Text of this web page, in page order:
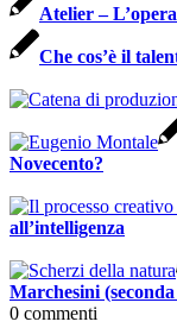
Atelier –
Che cos’è il
Novecento?
all’intelligenza
Marchesini
0 commenti